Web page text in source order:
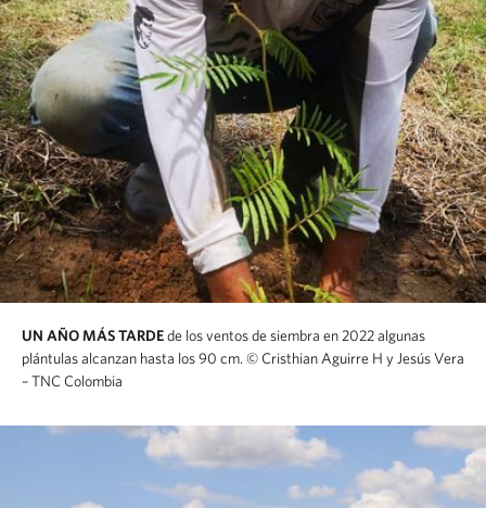
UN AÑO MÁS TARDEde los ventos de siembra en 2022 algunas
plántulas alcanzan hasta los 90 cm. © Cristhian Aguirre H y Jesús Vera
– TNC Colombia